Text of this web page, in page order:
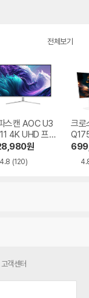
전체보기
스캔 AOC U3
4K UHD 프리
HDR 시력보호
점
원
4.8 (120)
크로
Ai
고객센터